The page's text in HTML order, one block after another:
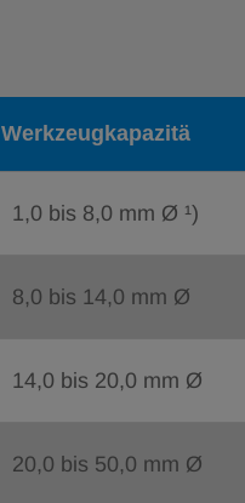
Werkzeugkapazitä
1,0 bis 8,0 mm Ø ¹)
8,0 bis 14,0 mm Ø
14,0 bis 20,0 mm Ø
20,0 bis 50,0 mm Ø